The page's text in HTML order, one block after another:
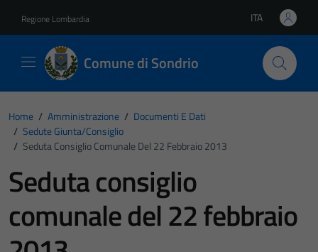
Regione Lombardia Lingua attiva:
ITA
Comune di Sondrio
Home / Amministrazione / Documenti E Dati
/ Sedute Giunta/consiglio
/ Seduta Consiglio Comunale Del 22 Febbraio 2013
Seduta consiglio
comunale del 22 febbraio